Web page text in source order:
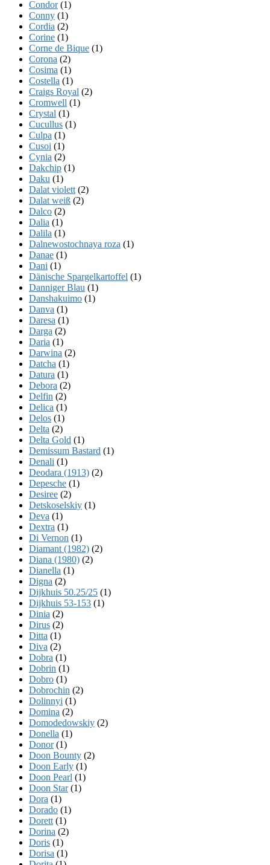
Condor(1)
Conny (1)
Cordia (2)
Corine (1)
Corne de Bique (1)
Corona (2)
Cosima (1)
Costella (1)
Craigs Royal (2)
Cromwell (1)
Crystal (1)
Cucullus (1)
Culpa (1)
Cusoi (1)
Cynia (2)
Dakchip (1)
Daku (1)
Dalat violett (2)
Dalat weiß (2)
Dalco (2)
Dalia (1)
Dalila (1)
Dalnewostochnaya roza (1)
Danae (1)
Dani (1)
Dänische Spargelkartoffel (1)
Danniger Blau (1)
Danshakuimo (1)
Danva (1)
Daresa (1)
Darga (2)
Daria (1)
Darwina (2)
Datcha (1)
Datura (1)
Debora (2)
Delfin (2)
Delica (1)
Delos (1)
Delta (2)
Delta Gold (1)
Demissum Bastard (1)
Denali (1)
Deodara (1913) (2)
Depesche (1)
Desiree (2)
Detskoselskiy (1)
Deva (1)
Dextra (1)
Di Vernon (1)
Diamant (1982) (2)
Diana (1980) (2)
Dianella (1)
Digna (2)
Dijkhuis 50.25/25 (1)
Dijkhuis 53-153 (1)
Dinia (2)
Dirus (2)
Ditta (1)
Diva (2)
Dobra (1)
Dobrin (1)
Dobro (1)
Dobrochin (2)
Dolinnyi (1)
Domina (2)
Domodedowskiy (2)
Donella (1)
Donor(1)
Doon Bounty (2)
Doon Early (1)
Doon Pearl (1)
Doon Star(1)
Dora (1)
Dorado (1)
Dorett (1)
Dorina (2)
Doris (1)
Dorisa (1)